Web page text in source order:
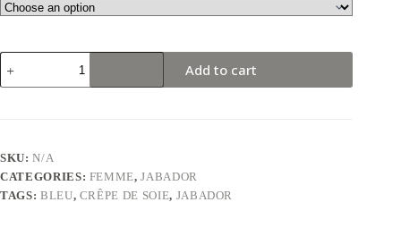
Jabador
crepe
de
pour
femmes
quantity
Add to cart
SKU:N/A
CATEGORIES: FEMME,JABADOR
TAGS: BLEU, CRÊPE DE SOIE, JABADOR